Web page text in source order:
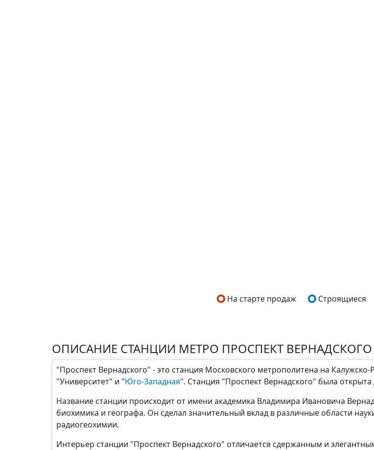
На старте продаж Строящиеся
ОПИСАНИЕ СТАНЦИИ МЕТРО ПРОСПЕКТ ВЕРНАДСКОГО
"Проспект Вернадского" - это станция Московского метрополитена на
"Университет" и "Юго-Западная". Станция "Проспект Вернадского" была
Название станции происходит от имени академика Владимира Ивановича
биохимика и географа. Он сделал значительный вклад в различные области
радиогеохимии.
Интерьер станции "Проспект Вернадского" отличается сдержанным и